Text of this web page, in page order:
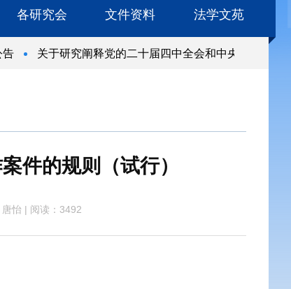
各研究会 文件资料 法学文苑
关于研究阐释党的二十届四中全会和中央全面依法治
件的规则（试行）
怡 | 阅读：3492